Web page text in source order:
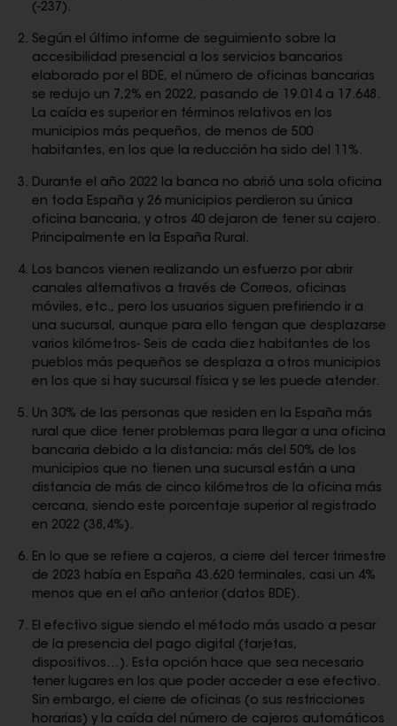
(-237).
Según el último informe de seguimiento sobre la
accesibilidad presencial a los servicios bancarios
elaborado por el BDE, el número de oficinas bancarias
se redujo un 7,2% en 2022, pasando de 19.014 a 17.648.
La caída es superior en términos relativos en los
municipios más pequeños, de menos de 500
habitantes, en los que la reducción ha sido del 11%.
Durante el año 2022 la banca no abrió una sola oficina
en toda España y 26 municipios perdieron su única
oficina bancaria, y otros 40 dejaron de tener su cajero.
Principalmente en la España Rural.
Los bancos vienen realizando un esfuerzo por abrir
canales alternativos a través de Correos, oficinas
móviles, etc., pero los usuarios siguen prefiriendo ir a
una sucursal, aunque para ello tengan que desplazarse
varios kilómetros- Seis de cada diez habitantes de los
pueblos más pequeños se desplaza a otros municipios
en los que si hay sucursal física y se les puede atender.
Un 30% de las personas que residen en la España más
rural que dice tener problemas para llegar a una oficina
bancaria debido a la distancia; más del 50% de los
municipios que no tienen una sucursal están a una
distancia de más de cinco kilómetros de la oficina más
cercana, siendo este porcentaje superior al registrado
en 2022 (38,4%).
En lo que se refiere a cajeros, a cierre del tercer trimestre
de 2023 había en España 43.620 terminales, casi un 4%
menos que en el año anterior (datos BDE).
El efectivo sigue siendo el método más usado a pesar
de la presencia del pago digital (tarjetas,
dispositivos…). Esta opción hace que sea necesario
tener lugares en los que poder acceder a ese efectivo.
Sin embargo, el cierre de oficinas (o sus restricciones
horarias) y la caída del número de cajeros automáticos